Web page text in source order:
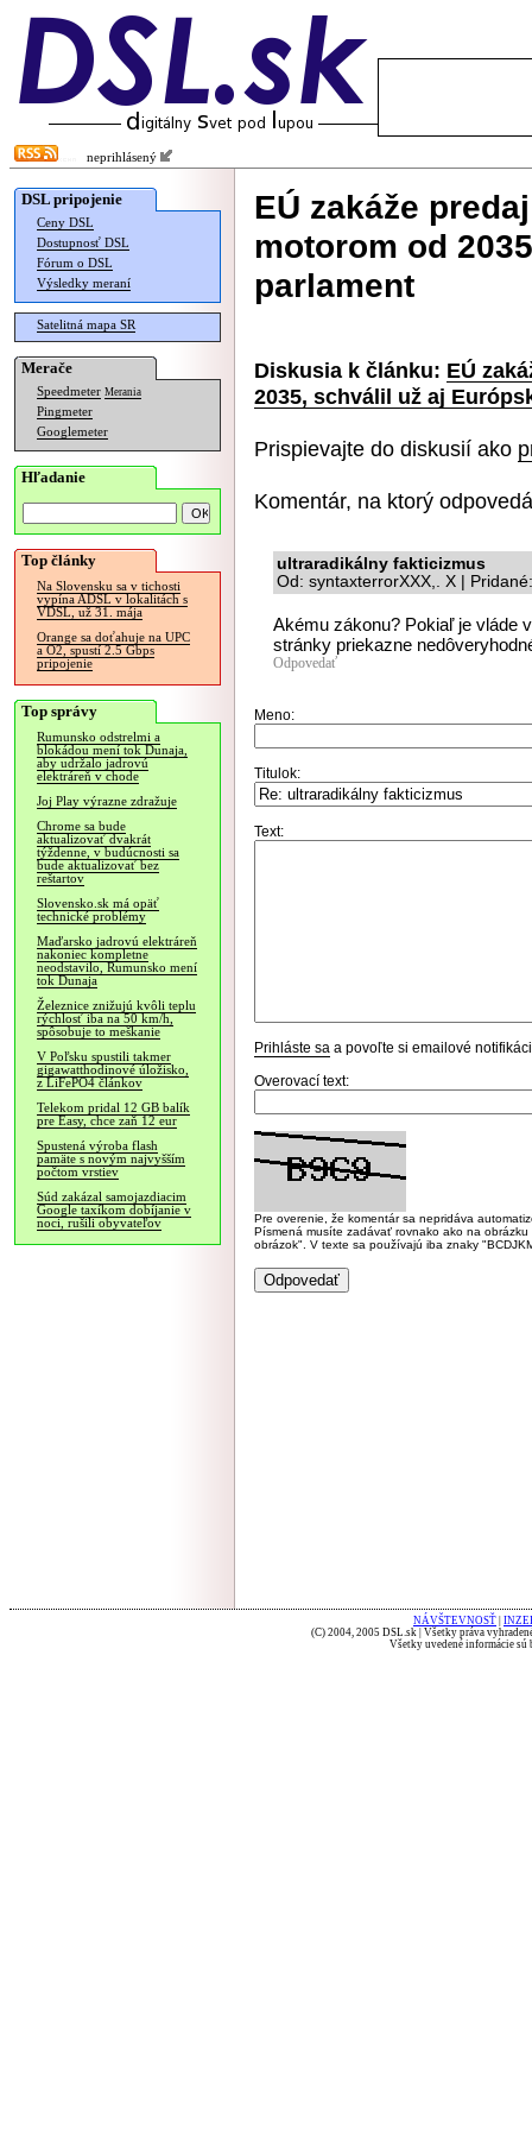
neprihlásený
DSL pripojenie
Ceny DSL
Dostupnosť DSL
Fórum o DSL
Výsledky meraní
Satelitná mapa SR
Merače
Speedmeter Merania
Pingmeter
Googlemeter
Hľadanie
Top články
Na Slovensku sa v tichosti
vypína ADSL v lokalitách s
VDSL, už 31. mája
Orange sa doťahuje na UPC
a O2, spustí 2.5 Gbps
pripojenie
Top správy
Rumunsko odstrelmi a
blokádou mení tok Dunaja,
aby udržalo jadrovú
elektráreň v chode
Joj Play výrazne zdražuje
Chrome sa bude
aktualizovať dvakrát
týždenne, v budúcnosti sa
bude aktualizovať bez
reštartov
Slovensko.sk má opäť
technické problémy
Maďarsko jadrovú elektráreň
nakoniec kompletne
neodstavilo, Rumunsko mení
tok Dunaja
Železnice znižujú kvôli teplu
rýchlosť iba na 50 km/h,
spôsobuje to meškanie
V Poľsku spustili takmer
gigawatthodinové úložisko,
z LiFePO4 článkov
Telekom pridal 12 GB balík
pre Easy, chce zaň 12 eur
Spustená výroba flash
pamäte s novým najvyšším
počtom vrstiev
Súd zakázal samojazdiacim
Google taxíkom dobíjanie v
noci, rušili obyvateľov
EÚ zakáže
motorom od
parlament
Diskusia k článku: EÚ
2035, schválil už aj
Prispievajte do diskusií ako
Komentár, na ktorý
ultraradikálny fakticizmus
Od: syntaxterrorXXX,. X |
Akému zákonu? Pokiaľ je vláde
stránky priekazne
Odpovedať
Meno:
Titulok:
Text:
Prihláste sa a povoľte si emailové
Overovací text:
Pre overenie, že komentár sa nepridáva
Písmená musíte zadávať rovnako ako na
obrázok". V texte sa používajú iba znaky
NÁVŠTEVNOSŤ
(C) 2004, 2005 DSL.sk | Všetky práva
Všetky uvedené informácie sú